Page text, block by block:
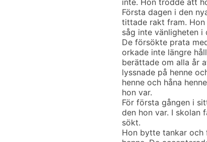
inte. Hon trodde att
Första dagen i den
tittade rakt fram. Hon
såg inte vänligheten i
De försökte prata
orkade inte längre
berättade om alla år
lyssnade på henne
henne och håna
hon var.
För första gången i
den hon var. I skolan
sökt.
Hon bytte tankar och